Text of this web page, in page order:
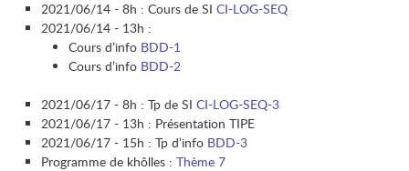
2021/06/14 - 8h : Cours de SI CI-LOG-SEQ
2021/06/14 - 13h :
Cours d’info BDD-1
Cours d’info BDD-2
2021/06/17 - 8h : Tp de SI CI-LOG-SEQ-3
2021/06/17 - 13h : Présentation TIPE
2021/06/17 - 15h : Tp d’info BDD-3
Programme de khôlles : Thème 7